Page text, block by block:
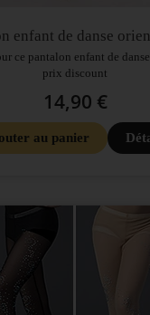
enfant de danse
ce pantalon enfant de
prix discount
14,90 €
au panier